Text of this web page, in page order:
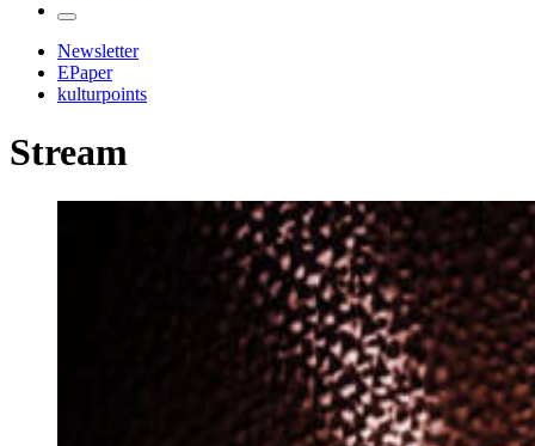
Newsletter
EPaper
kulturpoints
Stream